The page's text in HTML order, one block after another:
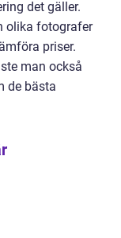
det gäller.
olika fotografer
priser.
man också
de bästa